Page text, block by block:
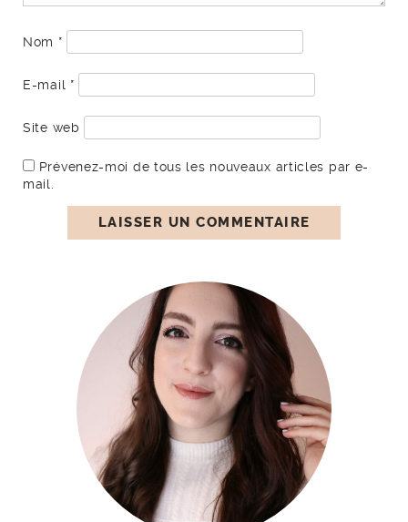
Nom *
E-mail *
Site web
Prévenez-moi de tous les nouveaux articles par e-
mail.